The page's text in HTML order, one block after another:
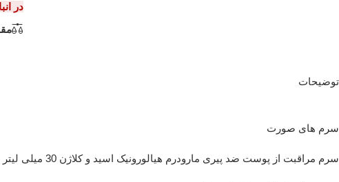
در
توضیحات
سرم های صورت
سرم مراقبت از پوست ضد پیری مارودرم هیالورونیک اسید و کلاژن 30 میلی لیتر